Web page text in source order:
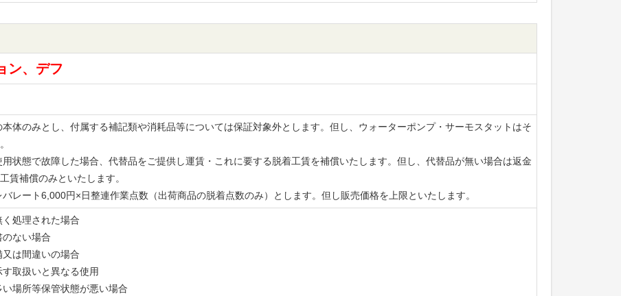
ン、デフ
体のみとし、付属する補記類や消耗品等については保証対象外とします。但し、ウォーターポンプ・サーモスタットはそ
状態で故障した場合、代替品をご提供し運賃・これに要する脱着工賃を補償いたします。但し、代替品が無い場合は返金
賃補償のみといたします。
レート6,000円×日整連作業点数（出荷商品の脱着点数のみ）とします。但し販売価格を上限といたします。
処理された場合
ない場合
は間違いの場合
取扱いと異なる使用
場所等保管状態が悪い場合